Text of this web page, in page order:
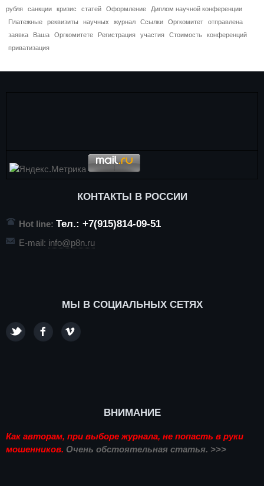
рубля
санкции кризис статей Оформление
Диплом научной конференции
Платежные
реквизиты научных журнал Ссылки Оргкомитет
отправлена
заявка
Ваша Оргкомитете Регистрация участия Стоимость
конференций
приватизация
КОНТАКТЫ В РОССИИ
Hot line: Тел.: +7(915)814-09-51
E-mail: info@p8n.ru
МЫ В СОЦИАЛЬНЫХ СЕТЯХ
ВНИМАНИЕ
Как авторам, при выборе журнала, не попасть в руки
мошенников. Очень обстоятельная статья. >>>